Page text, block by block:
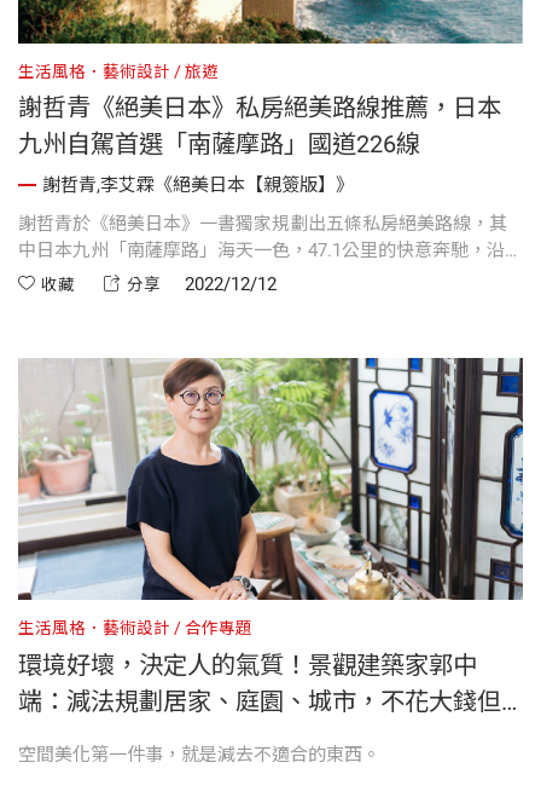
生活風格．藝術設計 旅遊
謝哲青《絕美日本》私房絕美路線推薦，日本
九州自駕首選「南薩摩路」國道226線
謝哲青,李艾霖《絕美日本【親簽版】》
謝哲青於《絕美日本》一書獨家規劃出五條私房絕美路線，其
中日本九州「南薩摩路」海天一色，47.1公里的快意奔馳，沿路
景致雋永迷人。
收藏 分享 2022/12/12
生活風格．藝術設計 合作專題
環境好壞，決定人的氣質！景觀建築家郭中
端：減法規劃居家、庭園、城市，不花大錢但
空間美化第一件事，就是減去不適合的東西。